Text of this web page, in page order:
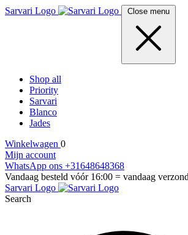
Sarvari Logo Close menu
Shop all
Priority
Sarvari
Blanco
Jades
Winkelwagen 0
Mijn account
WhatsApp ons +31648648368
Vandaag besteld vóór 16:00 = vandaag
Sarvari Logo
Search